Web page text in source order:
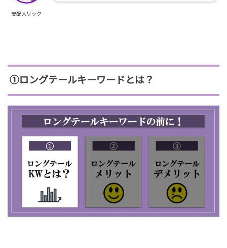
支配人リック
①ロングテールキーワードとは？